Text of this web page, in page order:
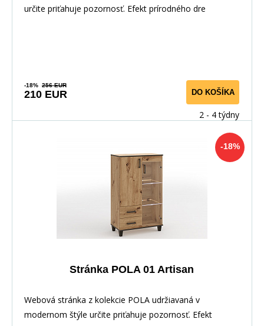
určite priťahuje pozornosť. Efekt prírodného dre
-18% 256 EUR
210 EUR DO KOŠÍKA
2 - 4 týdny
-18%
Stránka POLA 01 Artisan
Webová stránka z kolekcie POLA udržiavaná v
modernom štýle určite priťahuje pozornosť. Efekt